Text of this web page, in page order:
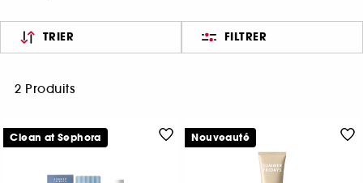
TRIER FILTRER
2 Produits
Clean at Sephora Nouveauté